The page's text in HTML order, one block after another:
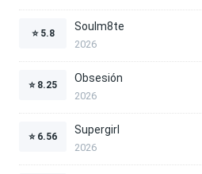
⭐ 5.8
Soulm8te
2026
⭐ 8.25
Obsesión
2026
⭐ 6.56
Supergirl
2026